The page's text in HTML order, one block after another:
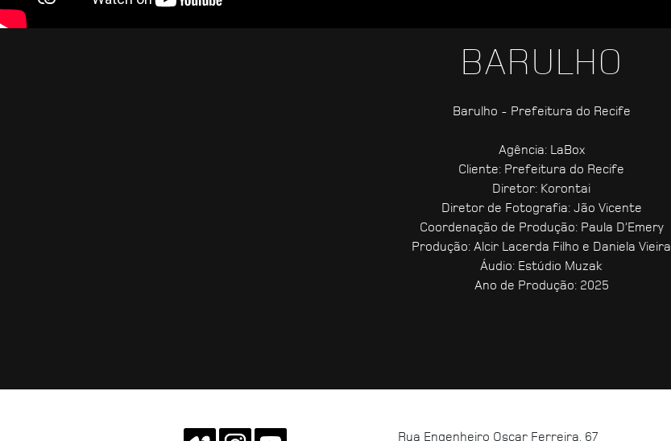
BARULHO
Barulho - Prefeitura do Recife
Agência: LaBox
Cliente: Prefeitura do Recife
Diretor: Korontai
Diretor de Fotografia: Jão Vicente
Coordenação de Produção: Paula D’Emery
Produção: Alcir Lacerda Filho e Daniela Vieira
Áudio: Estúdio Muzak
Ano de Produção: 2025
Rua Engenheiro Oscar Ferreira, 67